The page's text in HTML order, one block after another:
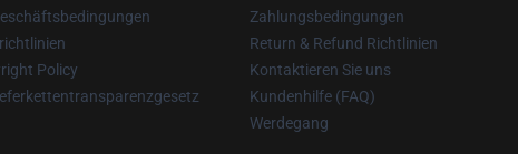
Policy
Zahlungsbedingungen
Return & Refund Richtlinien
Kontaktieren Sie uns
Kundenhilfe (FAQ)
Werdegang